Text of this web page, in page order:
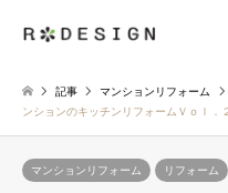
記事 マンションリフォーム
ンションのキッチンリフォームＶｏｌ．
マンションリフォーム リフォーム